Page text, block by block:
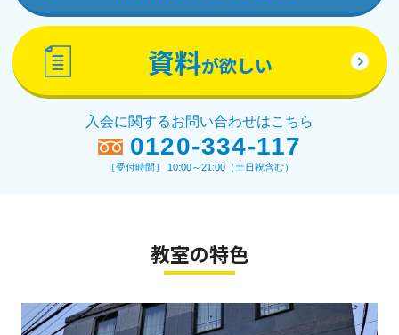
資料が欲しい
入会に関するお問い合わせはこちら
0120-334-117
［受付時間］ 10:00～21:00（土日祝含む）
教室の特色